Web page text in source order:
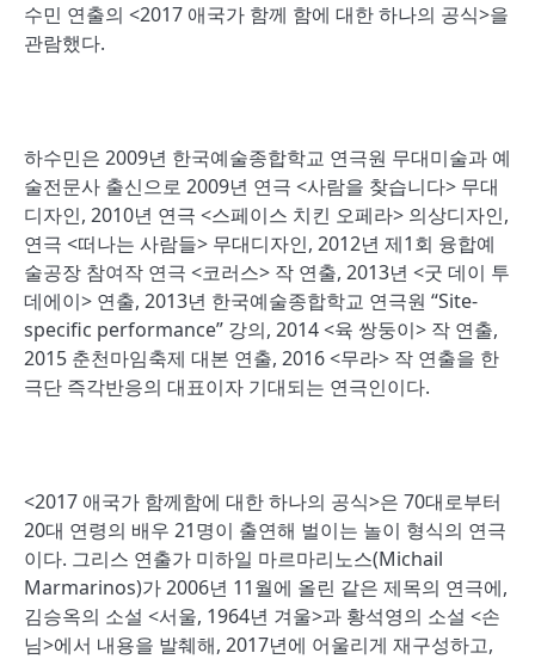
수민 연출의 <2017 애국가 함께 함에 대한 하나의 공식>을
관람했다.
하수민은 2009년 한국예술종합학교 연극원 무대미술과 예
술전문사 출신으로 2009년 연극 <사람을 찾습니다> 무대
디자인, 2010년 연극 <스페이스 치킨 오페라> 의상디자인,
연극 <떠나는 사람들> 무대디자인, 2012년 제1회 융합예
술공장 참여작 연극 <코러스> 작 연출, 2013년 <굿 데이 투
데에이> 연출, 2013년 한국예술종합학교 연극원 “Site-
specific performance” 강의, 2014 <육 쌍둥이> 작 연출,
2015 춘천마임축제 대본 연출, 2016 <무라> 작 연출을 한
극단 즉각반응의 대표이자 기대되는 연극인이다.
<2017 애국가 함께함에 대한 하나의 공식>은 70대로부터
20대 연령의 배우 21명이 출연해 벌이는 놀이 형식의 연극
이다. 그리스 연출가 미하일 마르마리노스(Michail
Marmarinos)가 2006년 11월에 올린 같은 제목의 연극에,
김승옥의 소설 <서울, 1964년 겨울>과 황석영의 소설 <손
님>에서 내용을 발췌해, 2017년에 어울리게 재구성하고,